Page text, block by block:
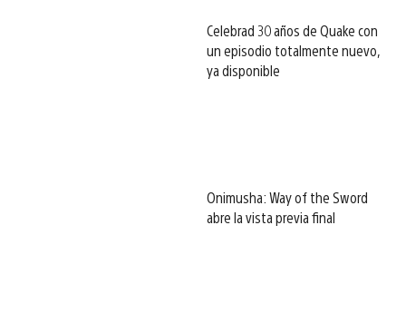
Celebrad 30 años de Quake con
un episodio totalmente nuevo,
ya disponible
Onimusha: Way of the Sword
abre la vista previa final